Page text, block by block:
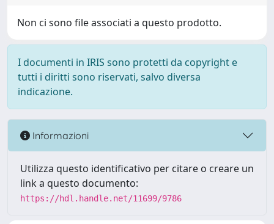
Non ci sono file associati a questo prodotto.
I documenti in IRIS sono protetti da copyright e
tutti i diritti sono riservati, salvo diversa
indicazione.
Informazioni
Utilizza questo identificativo per citare o creare un
link a questo documento:
https://hdl.handle.net/11699/9786